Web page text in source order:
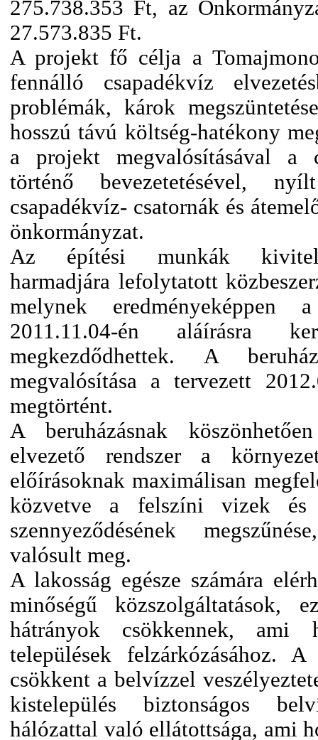
275.738.353 Ft, az
27.573.835 Ft.
A projekt fő célja a
fennálló csapadékvíz
problémák, károk
hosszú távú költség-hatékony
a projekt megvalósításával a
történő bevezetetésével,
csapadékvíz- csatornák és
önkormányzat.
Az építési munkák
harmadjára lefolytatott
melynek eredményeképpen
2011.11.04-én
megkezdődhettek. A
megvalósítása a tervezett
megtörtént.
A beruházásnak
elvezető rendszer a
előírásoknak maximálisan
közvetve a felszíni vizek és
szennyeződésének
valósult meg.
A lakosság egésze számára
minőségű közszolgáltatások,
hátrányok csökkennek, ami
települések felzárkózásához. A
csökkent a belvízzel
kistelepülés biztonságos
hálózattal való ellátottsága, ami